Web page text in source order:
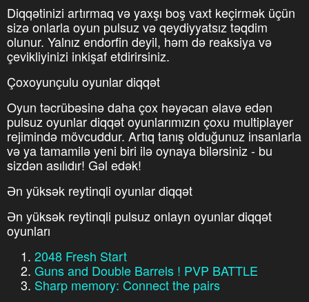
Diqqətinizi artırmaq və yaxşı boş vaxt keçirmək üçün
sizə onlarla oyun pulsuz və qeydiyyatsız təqdim
olunur. Yalnız endorfin deyil, həm də reaksiya və
çevikliyinizi inkişaf etdirirsiniz.
Çoxoyunçulu oyunlar diqqət
Oyun təcrübəsinə daha çox həyəcan əlavə edən
pulsuz oyunlar diqqət oyunlarımızın çoxu multiplayer
rejimində mövcuddur. Artıq tanış olduğunuz insanlarla
və ya tamamilə yeni biri ilə oynaya bilərsiniz - bu
sizdən asılıdır! Gəl edək!
Ən yüksək reytinqli oyunlar diqqət
Ən yüksək reytinqli pulsuz onlayn oyunlar diqqət
oyunları
2048 Fresh Start
Guns and Double Barrels ! PVP BATTLE
Sharp memory: Connect the pairs